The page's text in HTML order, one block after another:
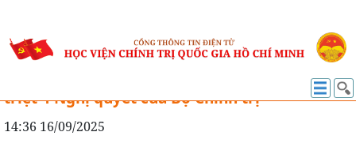
NGHIÊN CỨU KHOA HỌC
Phát biểu của Tổng Bí thư tại Hội nghị quán
triệt 4 Nghị quyết của Bộ Chính trị
14:36 16/09/2025